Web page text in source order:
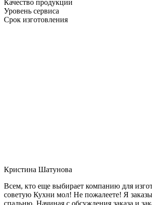
Качество продукции
Уровень сервиса
Срок изготовления
Кристина Шатунова
Всем, кто еще выбирает компанию для
советую Кухни мол! Не пожалеете! Я
спальню. Начиная с обсуждения заказа и